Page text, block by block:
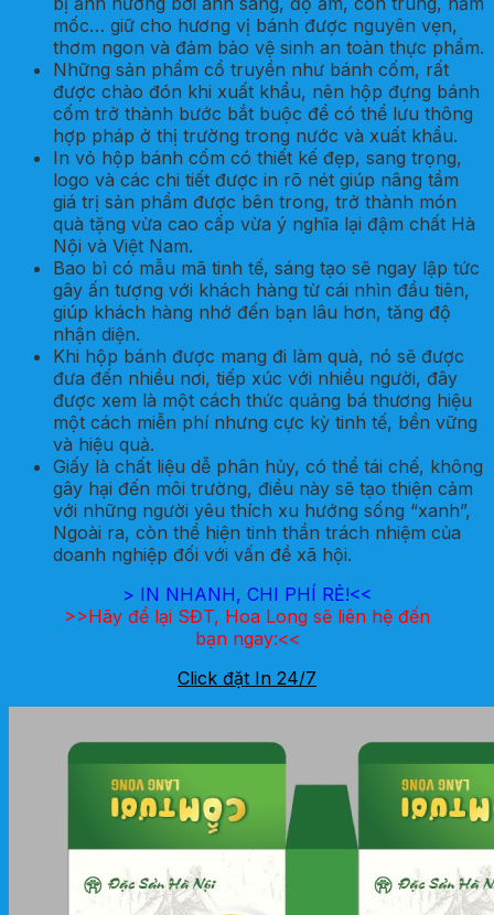
mốc… giữ cho hương vị bánh được nguyên vẹn,
thơm ngon và đảm bảo vệ sinh an toàn thực phẩm.
Những sản phẩm cổ truyền như bánh cốm, rất
được chào đón khi xuất khẩu, nên hộp đựng bánh
cốm trở thành bước bắt buộc để có thể lưu thông
hợp pháp ở thị trường trong nước và xuất khẩu.
In vỏ hộp bánh cốm có thiết kế đẹp, sang trọng,
logo và các chi tiết được in rõ nét giúp nâng tầm
giá trị sản phẩm được bên trong, trở thành món
quà tặng vừa cao cấp vừa ý nghĩa lại đậm chất Hà
Nội và Việt Nam.
Bao bì có mẫu mã tinh tế, sáng tạo sẽ ngay lập tức
gây ấn tượng với khách hàng từ cái nhìn đầu tiên,
giúp khách hàng nhớ đến bạn lâu hơn, tăng độ
nhận diện.
Khi hộp bánh được mang đi làm quà, nó sẽ được
đưa đến nhiều nơi, tiếp xúc với nhiều người, đây
được xem là một cách thức quảng bá thương hiệu
một cách miễn phí nhưng cực kỳ tinh tế, bền vững
và hiệu quả.
Giấy là chất liệu dễ phân hủy, có thể tái chế, không
gây hại đến môi trường, điều này sẽ tạo thiện cảm
với những người yêu thích xu hướng sống “xanh”,
Ngoài ra, còn thể hiện tinh thần trách nhiệm của
doanh nghiệp đối với vấn đề xã hội.
> IN NHANH, CHI PHÍ RẺ!<<
>>Hãy để lại SĐT, Hoa Long sẽ liên hệ đến
bạn ngay:<<
Click đặt In 24/7